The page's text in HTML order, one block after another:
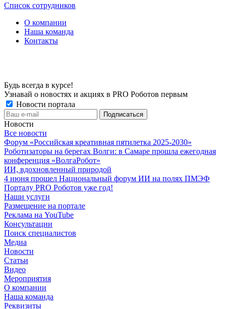
Список сотрудников
О компании
Наша команда
Контакты
Будь всегда в курсе!
Узнавай о новостях и акциях в PRO Роботов первым
Новости портала
Новости
Все новости
Форум «Российская креативная пятилетка 2025-2030»
Роботизаторы на берегах Волги: в Самаре прошла ежегодная
конференция «ВолгаРобот»
ИИ, вдохновленный природой
4 июня прошел Национальный форум ИИ на полях ПМЭФ
Порталу PRO Роботов уже год!
Наши услуги
Размещение на портале
Реклама на YouTube
Консультации
Поиск специалистов
Медиа
Новости
Статьи
Видео
Мероприятия
О компании
Наша команда
Реквизиты